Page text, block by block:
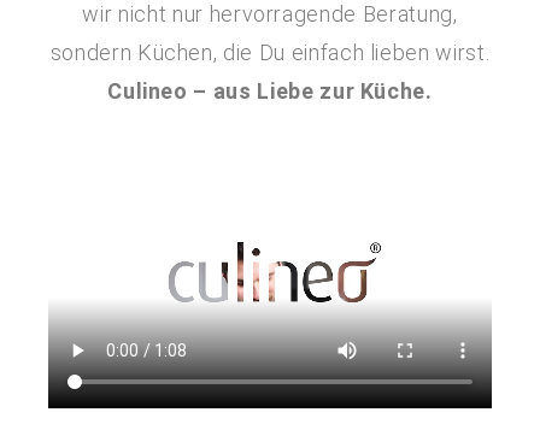
wir nicht nur hervorragende Beratung,
sondern Küchen, die Du einfach lieben wirst.
Culineo – aus Liebe zur Küche.